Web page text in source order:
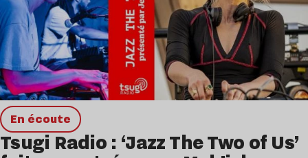
en écoute
Tsugi Radio : ‘Jazz The Two of Us’